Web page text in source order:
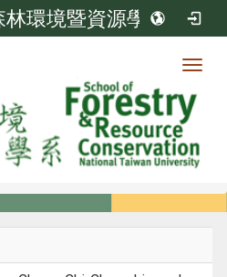
環境暨資源學系